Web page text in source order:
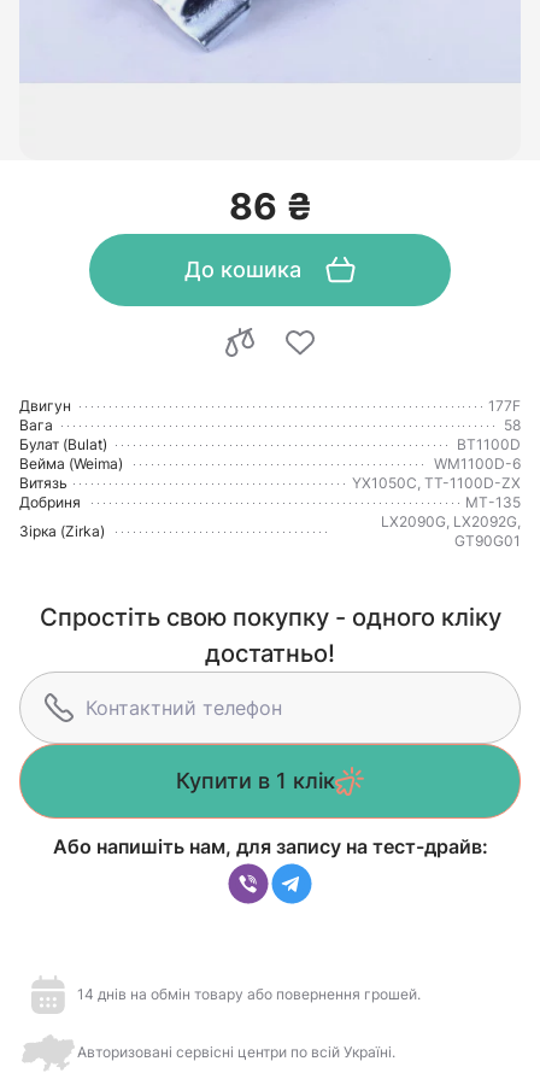
86 ₴
До кошика
Двигун
177F
Вага
58
Булат (Bulat)
BT1100D
Вейма (Weima)
WM1100D-6
Витязь
YX1050C, TT-1100D-ZX
Добриня
МТ-135
Зірка (Zirka)
LX2090G, LX2092G,
GT90G01
Спростіть свою покупку - одного кліку
достатньо!
Купити в 1 клік
Або напишіть нам, для запису на тест-драйв:
14 днів на обмін товару або повернення грошей.
Авторизовані сервісні центри по всій Україні.